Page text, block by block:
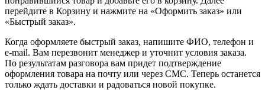
перейдите в Корзину и нажмите на «Оформить заказ» или
«Быстрый заказ».
Когда оформляете быстрый заказ, напишите ФИО, телефон и
e-mail. Вам перезвонит менеджер и уточнит условия заказа.
По результатам разговора вам придет подтверждение
оформления товара на почту или через СМС. Теперь останется
только ждать доставки и радоваться новой покупке.